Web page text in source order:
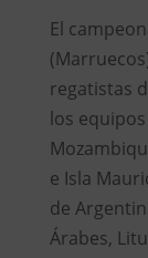
El
regatistas
los
e Isla
de
Árabes,